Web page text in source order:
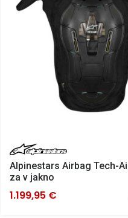
Alpinestars Airbag Tech-
za v jakno
1.199,95 €